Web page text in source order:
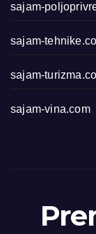
sajam-
sajam-
sajam-
sajam-vina.com